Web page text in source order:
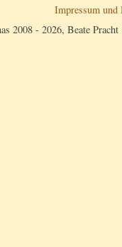
Impressum und
2008 - 2026, Beate Pracht